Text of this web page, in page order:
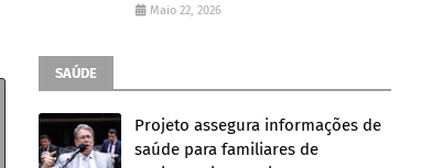
Maio 22, 2026
SAÚDE
Projeto assegura informações de
saúde para familiares de